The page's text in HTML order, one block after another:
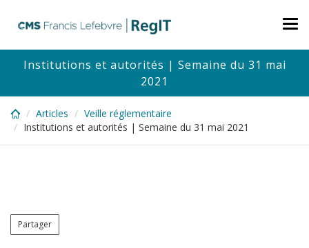
content
Institutions et autorités | Semaine du 31 mai
2021
Articles
Veille réglementaire
Institutions et autorités | Semaine du 31 mai 2021
Partager